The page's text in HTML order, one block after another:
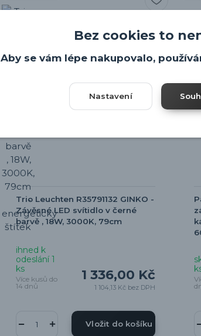
Trio Leuchten R35791132 GINKO -
Závěsné LED svítidlo v černé
barvě , 18W, 3000K, 79cm
1 336,00 Kč
1 104,13 Kč bez DPH
ihned k
odeslání 1
ks
Více kusů do
14 dnů
Vložit do košíku
Bez cookies to
Aby se vám lépe nakupovalo,
Nastavení